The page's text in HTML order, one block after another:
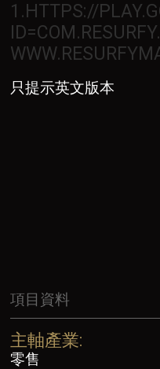
1.HTTPS://
只提示英文版本
項目資料
主軸產業:
零售